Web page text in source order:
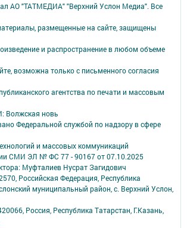
АО "ТАТМЕДИА" "Верхний Услон Медиа". Все
размещенные на сайте, защищены
и распространение в любом объеме
возможна только с письменного согласия
агентства по печати и массовым
Волжская новь
Федеральной службой по надзору в сфере
и массовых коммуникаций
СМИ ЭЛ № ФС 77 - 90167 от 07.10.2025
Муфталиев Нусрат Загидович
Российская Федерация, Республика
муниципальный район, с. Верхний Услон,
Россия, Республика Татарстан, Г.Казань,